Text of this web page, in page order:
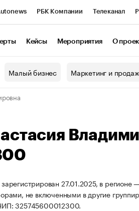
РБК Компании Телеканал
Кейсы Мероприятия О
Малый бизнес Маркетинг и
27.01.2025, в регионе
не включенными в другие
325745600012300.